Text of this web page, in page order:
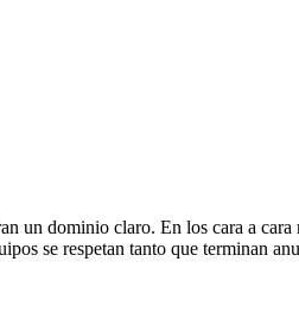
un dominio claro. En los cara a cara
se respetan tanto que terminan